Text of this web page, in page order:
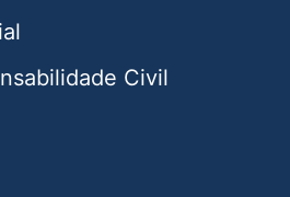
Civil